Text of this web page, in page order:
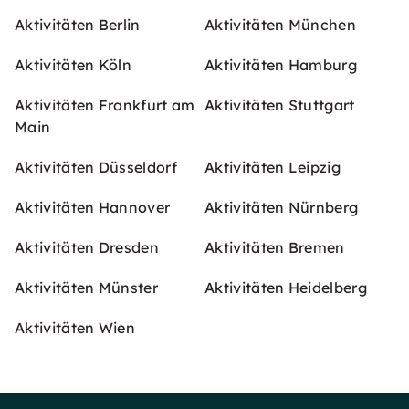
Aktivitäten Berlin Aktivitäten München
Aktivitäten Köln Aktivitäten Hamburg
Aktivitäten Frankfurt am
Main
Aktivitäten Stuttgart
Aktivitäten Düsseldorf Aktivitäten Leipzig
Aktivitäten Hannover Aktivitäten Nürnberg
Aktivitäten Dresden Aktivitäten Bremen
Aktivitäten Münster Aktivitäten Heidelberg
Aktivitäten Wien